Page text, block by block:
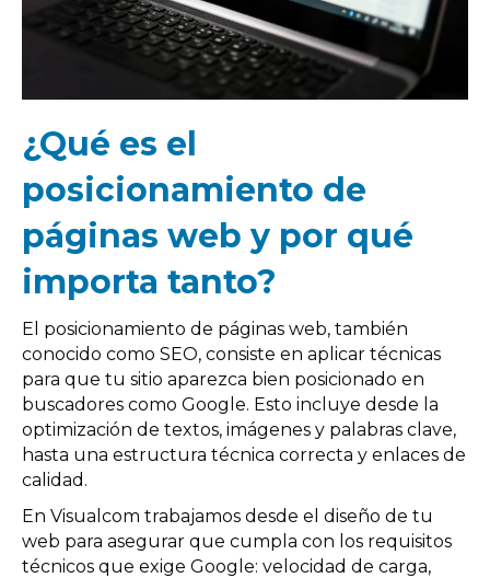
¿Qué es el
posicionamiento de
páginas web y por qué
importa tanto?
El posicionamiento de páginas web, también
conocido como SEO, consiste en aplicar técnicas
para que tu sitio aparezca bien posicionado en
buscadores como Google. Esto incluye desde la
optimización de textos, imágenes y palabras clave,
hasta una estructura técnica correcta y enlaces de
calidad.
En Visualcom trabajamos desde el diseño de tu
web para asegurar que cumpla con los requisitos
técnicos que exige Google: velocidad de carga,